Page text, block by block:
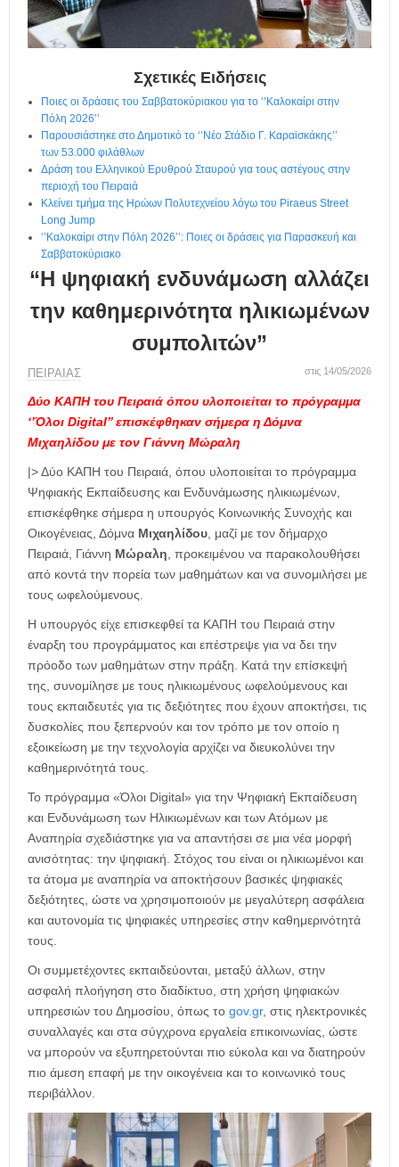
Σχετικές Ειδήσεις
Ποιες οι δράσεις του Σαββατοκύριακου για το ‘’Καλοκαίρι στην
Πόλη 2026’’
Παρουσιάστηκε στο Δημοτικό το ‘’Νέο Στάδιο Γ. Καραϊσκάκης’’
των 53.000 φιλάθλων
Δράση του Ελληνικού Ερυθρού Σταυρού για τους αστέγους στην
περιοχή του Πειραιά
Κλείνει τμήμα της Ηρώων Πολυτεχνείου λόγω του Piraeus Street
Long Jump
‘’Καλοκαίρι στην Πόλη 2026’’: Ποιες οι δράσεις για Παρασκευή και
Σαββατοκύριακο
“Η ψηφιακή ενδυνάμωση αλλάζει
την καθημερινότητα ηλικιωμένων
συμπολιτών”
ΠΕΙΡΑΙΑΣ στις 14/05/2026
Δύο ΚΑΠΗ του Πειραιά όπου υλοποιείται το πρόγραμμα
‘’Όλοι Digital’’ επισκέφθηκαν σήμερα η Δόμνα
Μιχαηλίδου με τον Γιάννη Μώραλη
|> Δύο ΚΑΠΗ του Πειραιά, όπου υλοποιείται το πρόγραμμα
Ψηφιακής Εκπαίδευσης και Ενδυνάμωσης ηλικιωμένων,
επισκέφθηκε σήμερα η υπουργός Κοινωνικής Συνοχής και
Οικογένειας, Δόμνα Μιχαηλίδου, μαζί με τον δήμαρχο
Πειραιά, Γιάννη Μώραλη, προκειμένου να παρακολουθήσει
από κοντά την πορεία των μαθημάτων και να συνομιλήσει με
τους ωφελούμενους.
Η υπουργός είχε επισκεφθεί τα ΚΑΠΗ του Πειραιά στην
έναρξη του προγράμματος και επέστρεψε για να δει την
πρόοδο των μαθημάτων στην πράξη. Κατά την επίσκεψή
της, συνομίλησε με τους ηλικιωμένους ωφελούμενους και
τους εκπαιδευτές για τις δεξιότητες που έχουν αποκτήσει, τις
δυσκολίες που ξεπερνούν και τον τρόπο με τον οποίο η
εξοικείωση με την τεχνολογία αρχίζει να διευκολύνει την
καθημερινότητά τους.
Το πρόγραμμα «Όλοι Digital» για την Ψηφιακή Εκπαίδευση
και Ενδυνάμωση των Ηλικιωμένων και των Ατόμων με
Αναπηρία σχεδιάστηκε για να απαντήσει σε μια νέα μορφή
ανισότητας: την ψηφιακή. Στόχος του είναι οι ηλικιωμένοι και
τα άτομα με αναπηρία να αποκτήσουν βασικές ψηφιακές
δεξιότητες, ώστε να χρησιμοποιούν με μεγαλύτερη ασφάλεια
και αυτονομία τις ψηφιακές υπηρεσίες στην καθημερινότητά
τους.
Οι συμμετέχοντες εκπαιδεύονται, μεταξύ άλλων, στην
ασφαλή πλοήγηση στο διαδίκτυο, στη χρήση ψηφιακών
υπηρεσιών του Δημοσίου, όπως το gov.gr, στις ηλεκτρονικές
συναλλαγές και στα σύγχρονα εργαλεία επικοινωνίας, ώστε
να μπορούν να εξυπηρετούνται πιο εύκολα και να διατηρούν
πιο άμεση επαφή με την οικογένεια και το κοινωνικό τους
περιβάλλον.